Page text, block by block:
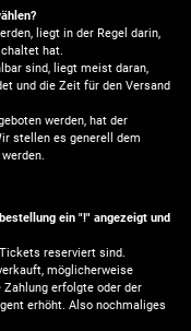
liegt in der Regel darin,
hat.
sind, liegt meist daran,
und die Zeit für den Versand
werden, hat der
stellen es generell dem
ein "!" angezeigt und
reserviert sind.
möglicherweise
erfolgte oder der
erhöht. Also nochmaliges